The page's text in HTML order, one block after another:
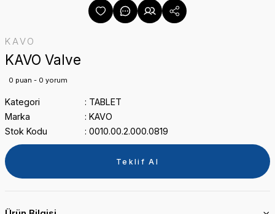
KAVO
KAVO Valve
0 puan - 0 yorum
Kategori
TABLET
Marka
KAVO
Stok Kodu
0010.00.2.000.0819
Teklif Al